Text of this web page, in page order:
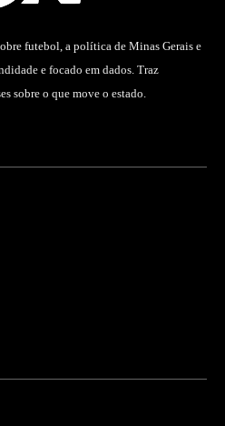
futebol, a política de Minas Gerais e
e focado em dados. Traz
sobre o que move o estado.